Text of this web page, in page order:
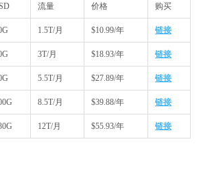
流量 价格 购买
1.5T/月 $10.99/年 链接
3T/月 $18.93/年 链接
5.5T/月 $27.89/年 链接
8.5T/月 $39.88/年 链接
12T/月 $55.93/年 链接